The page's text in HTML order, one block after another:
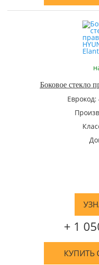
Боковое стекло
Еврокод:
+ 1
КУПИТЬ